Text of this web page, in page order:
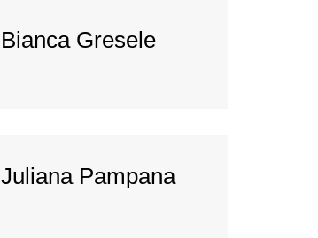
Bianca Gresele
Juliana Pampana